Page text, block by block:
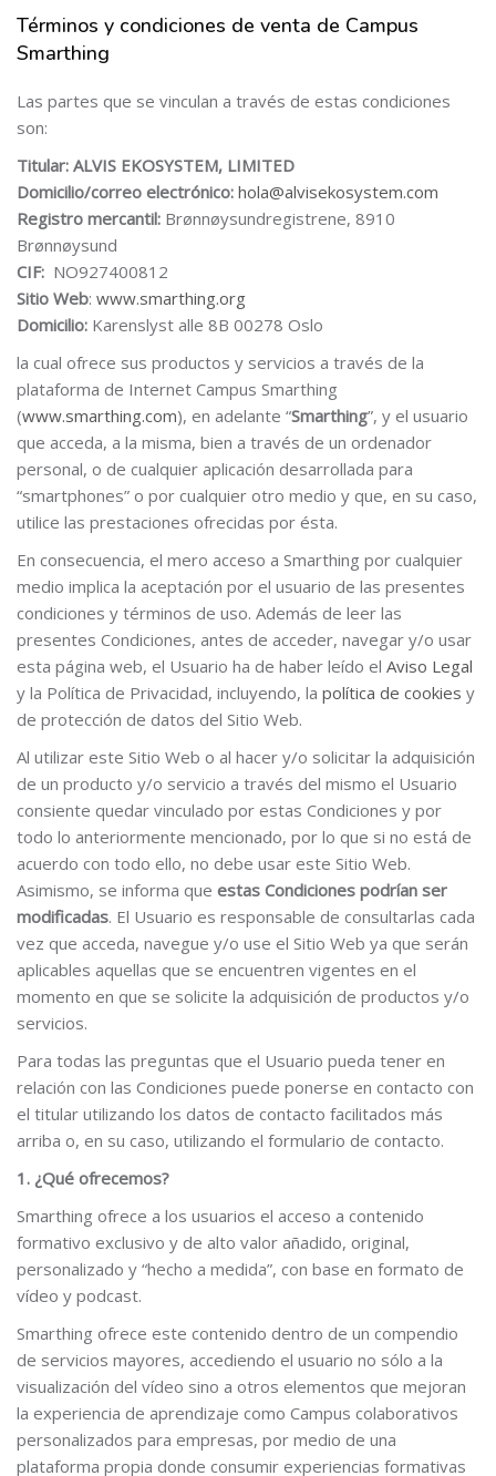
Salta Términos y condiciones de venta de Campus Smarthing
Términos y condiciones de venta de Campus
Smarthing
Las partes que se vinculan a través de estas condiciones
son:
Titular: ALVIS EKOSYSTEM, LIMITED
Domicilio/correo electrónico: hola@alvisekosystem.com
Registro mercantil: Brønnøysundregistrene, 8910
Brønnøysund
CIF: NO927400812
Sitio Web: www.smarthing.org
Domicilio: Karenslyst alle 8B 00278 Oslo
la cual ofrece sus productos y servicios a través de la
plataforma de Internet Campus Smarthing
(www.smarthing.com), en adelante “Smarthing”, y el usuario
que acceda, a la misma, bien a través de un ordenador
personal, o de cualquier aplicación desarrollada para
“smartphones” o por cualquier otro medio y que, en su caso,
utilice las prestaciones ofrecidas por ésta.
En consecuencia, el mero acceso a Smarthing por cualquier
medio implica la aceptación por el usuario de las presentes
condiciones y términos de uso. Además de leer las
presentes Condiciones, antes de acceder, navegar y/o usar
esta página web, el Usuario ha de haber leído el Aviso Legal
y la Política de Privacidad, incluyendo, la política de cookies y
de protección de datos del Sitio Web.
Al utilizar este Sitio Web o al hacer y/o solicitar la adquisición
de un producto y/o servicio a través del mismo el Usuario
consiente quedar vinculado por estas Condiciones y por
todo lo anteriormente mencionado, por lo que si no está de
acuerdo con todo ello, no debe usar este Sitio Web.
Asimismo, se informa que estas Condiciones podrían ser
modificadas. El Usuario es responsable de consultarlas cada
vez que acceda, navegue y/o use el Sitio Web ya que serán
aplicables aquellas que se encuentren vigentes en el
momento en que se solicite la adquisición de productos y/o
servicios.
Para todas las preguntas que el Usuario pueda tener en
relación con las Condiciones puede ponerse en contacto con
el titular utilizando los datos de contacto facilitados más
arriba o, en su caso, utilizando el formulario de contacto.
1. ¿Qué ofrecemos?
Smarthing ofrece a los usuarios el acceso a contenido
formativo exclusivo y de alto valor añadido, original,
personalizado y “hecho a medida”, con base en formato de
vídeo y podcast.
Smarthing ofrece este contenido dentro de un compendio
de servicios mayores, accediendo el usuario no sólo a la
visualización del vídeo sino a otros elementos que mejoran
la experiencia de aprendizaje como Campus colaborativos
personalizados para empresas, por medio de una
plataforma propia donde consumir experiencias formativas